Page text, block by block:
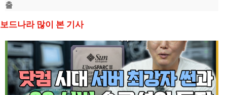
출
보드나라 많이 본 기사